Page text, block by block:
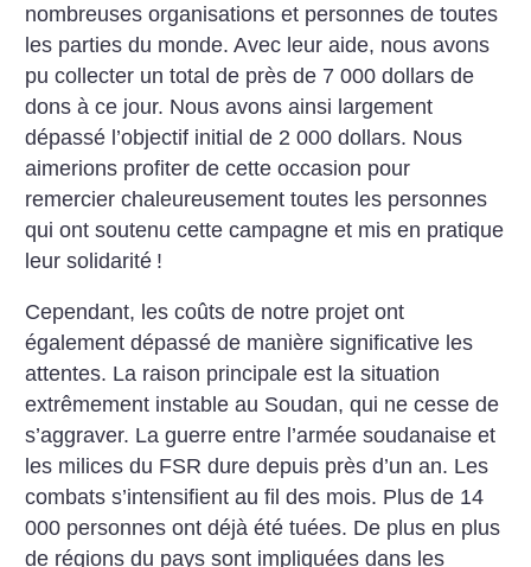
nombreuses organisations et personnes de toutes
les parties du monde. Avec leur aide, nous avons
pu collecter un total de près de 7 000 dollars de
dons à ce jour. Nous avons ainsi largement
dépassé l’objectif initial de 2 000 dollars. Nous
aimerions profiter de cette occasion pour
remercier chaleureusement toutes les personnes
qui ont soutenu cette campagne et mis en pratique
leur solidarité !
Cependant, les coûts de notre projet ont
également dépassé de manière significative les
attentes. La raison principale est la situation
extrêmement instable au Soudan, qui ne cesse de
s’aggraver. La guerre entre l’armée soudanaise et
les milices du FSR dure depuis près d’un an. Les
combats s’intensifient au fil des mois. Plus de 14
000 personnes ont déjà été tuées. De plus en plus
de régions du pays sont impliquées dans les